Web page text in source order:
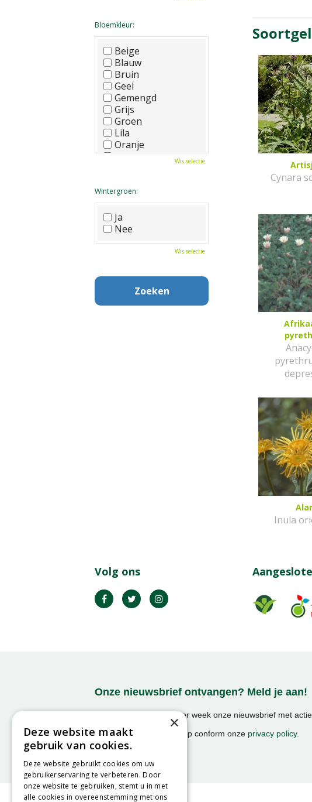
Cynara
Inula
Bloemkleur:
Beige
Blauw
Bruin
Geel
Gemengd
Grijs
Groen
Lila
Oranje
Paars
Wit
Zwart
Wis selectie
Wintergroen:
Ja
Nee
Wis selectie
Volg ons
Onze nieuwsbrief ontvangen? Meld je aan!
Ontvang ongeveer 1x per week onze nieuwsbrief met
We slaan uw gegevens op conform onze privacy policy.
×
Deze website maakt
gebruik van cookies.
Deze website gebruikt cookies om uw
gebruikerservaring te verbeteren. Door
onze website te gebruiken, stemt u in met
alle cookies in overeenstemming met ons